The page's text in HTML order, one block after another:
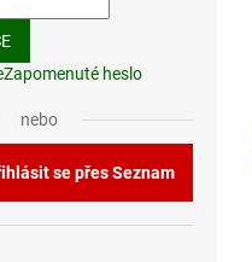
Zapomenuté heslo
nebo
se přes Seznam